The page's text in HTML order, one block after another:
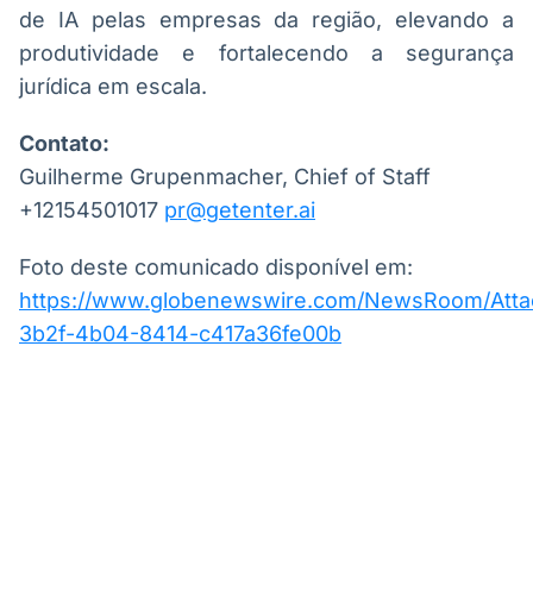
de IA pelas empresas da região, elevando a
produtividade e fortalecendo a segurança
jurídica em escala.
Contato:
Guilherme Grupenmacher, Chief of Staff
+12154501017 pr@getenter.ai
Foto deste comunicado disponível em:
https://www.globenewswire.com/NewsRoom/
3b2f-4b04-8414-c417a36fe00b